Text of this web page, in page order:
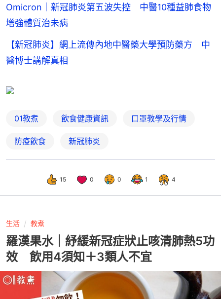
Omicron｜新冠肺炎第五波失控 中醫10種益肺食物
增強體質治未病
【新冠肺炎】網上流傳內地中醫藥大學預防藥方 中
醫博士講解真相
01教煮 飲食健康資訊 口罩教學及行情
防疫飲食 新冠肺炎
15 0 0 1 4
生活 教煮
羅漢果水｜紓緩新冠症狀止咳清肺熱5功
效 飲用4須知＋3類人不宜